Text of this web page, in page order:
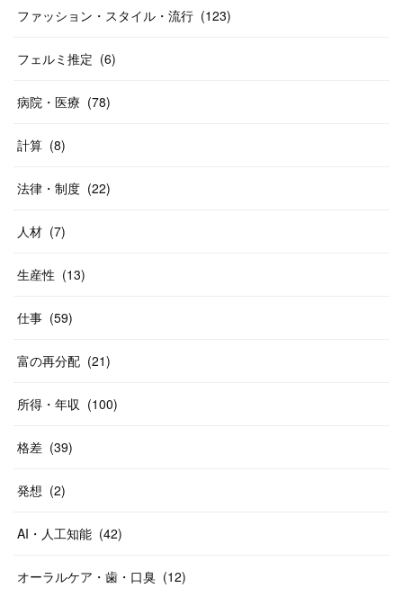
ファッション・スタイル・流行 (123)
フェルミ推定 (6)
病院・医療 (78)
計算 (8)
法律・制度 (22)
人材 (7)
生産性 (13)
仕事 (59)
富の再分配 (21)
所得・年収 (100)
格差 (39)
発想 (2)
AI・人工知能 (42)
オーラルケア・歯・口臭 (12)